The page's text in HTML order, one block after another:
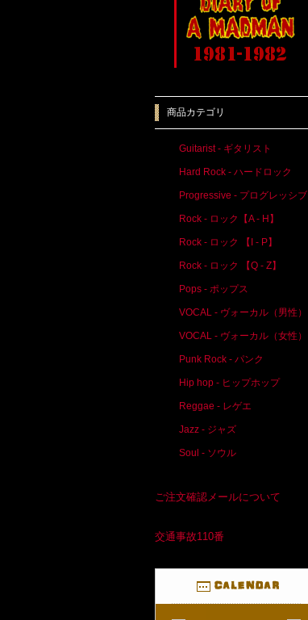
商品カテゴリ
Guitarist - ギタリスト
Hard Rock - ハードロック
Progressive - プログレッシブ
Rock - ロック【A - H】
Rock - ロック 【I - P】
Rock - ロック 【Q - Z】
Pops - ポップス
VOCAL - ヴォーカル（男性）
VOCAL - ヴォーカル（女性）
Punk Rock - パンク
Hip hop - ヒップホップ
Reggae - レゲエ
Jazz - ジャズ
Soul - ソウル
ご注文確認メールについて
交通事故110番